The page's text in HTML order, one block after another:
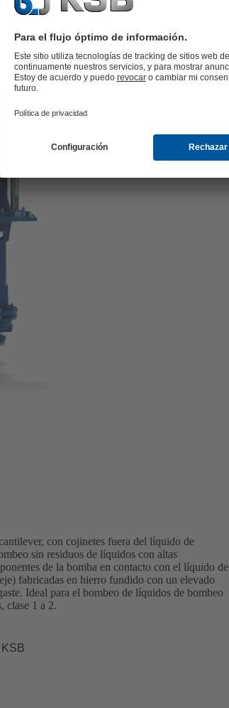
con cojinetes fuera del líquido de
sin residuos de líquidos con altas
de la bomba en contacto con el líquido de
fabricadas en hierro fundido con un elevado
Ideal para el bombeo de líquidos de bombeo
clase 1 a 2.